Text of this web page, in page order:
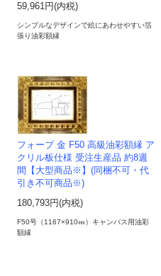
59,961円(内税)
シンプルなデザインで絵にあわせやすい箔
張り油彩額縁
フォーブ 金 F50 高級油彩額縁 ア
クリル板仕様 受注生産品 約8週
間【大型商品※】(同梱不可・代
引き不可商品※)
180,793円(内税)
F50号（1167×910㎜）キャンバス用油彩
額縁